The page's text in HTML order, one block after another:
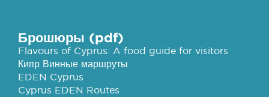
Брошюры (pdf)
Flavours of Cyprus: A food guide for visitors
Кипр Винные маршруты
EDEN Cyprus
Cyprus EDEN Routes